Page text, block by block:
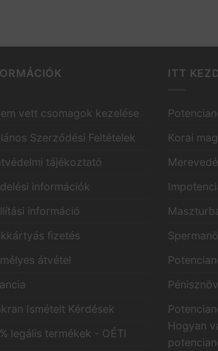
vett csomagok kezelése
Szerződési Feltételek
tájékoztató
információk
információ
fizetés
átvétel
Ismételt Kérdések
legális termékek - OÉTI
ITT
Korai
Hogyan